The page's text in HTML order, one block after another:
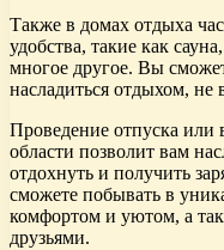
Также в домах отдыха
удобства, такие как
многое другое. Вы
насладиться отдыхом, не
Проведение отпуска или
области позволит вам
отдохнуть и получить
сможете побывать в
комфортом и уютом, а
друзьями.